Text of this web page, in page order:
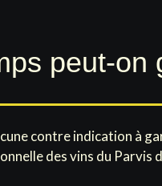
peut-on
contre indication à
des vins du Parvis